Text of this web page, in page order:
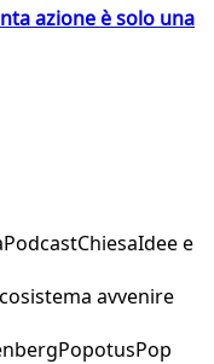
azione è solo una
PodcastChiesaIdee e
avvenire
PopotusPop